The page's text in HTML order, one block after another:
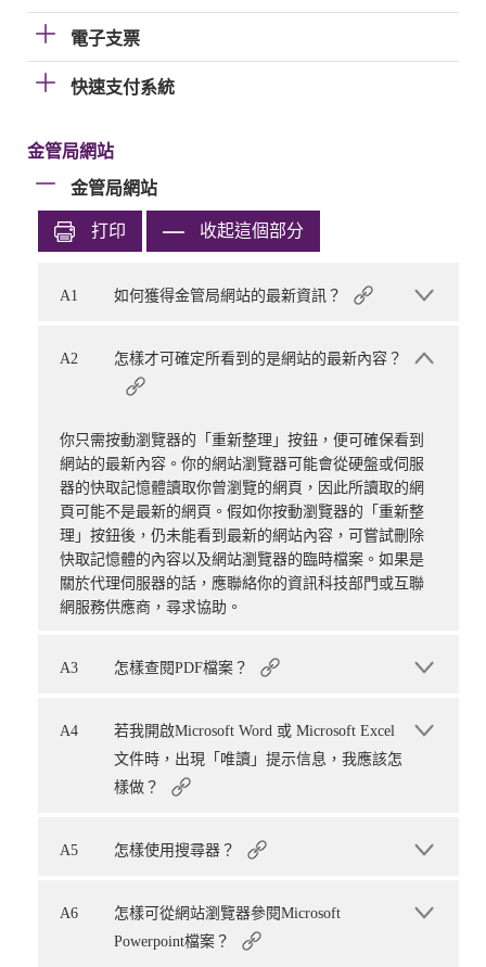
電子支票
快速支付系統
金管局網站
金管局網站
打印 收起這個部分
A1 如何獲得金管局網站的最新資訊？
A2 怎樣才可確定所看到的是網站的最新內容？
你只需按動瀏覽器的「重新整理」按鈕，便可確保看到
網站的最新內容。你的網站瀏覽器可能會從硬盤或伺服
器的快取記憶體讀取你曾瀏覽的網頁，因此所讀取的網
頁可能不是最新的網頁。假如你按動瀏覽器的「重新整
理」按鈕後，仍未能看到最新的網站內容，可嘗試刪除
快取記憶體的內容以及網站瀏覽器的臨時檔案。如果是
關於代理伺服器的話，應聯絡你的資訊科技部門或互聯
網服務供應商，尋求協助。
A3 怎樣查閱PDF檔案？
A4
若我開啟Microsoft Word 或 Microsoft Excel
文件時，出現「唯讀」提示信息，我應該怎
樣做？
A5 怎樣使用搜尋器？
A6
怎樣可從網站瀏覽器參閱Microsoft
Powerpoint檔案？